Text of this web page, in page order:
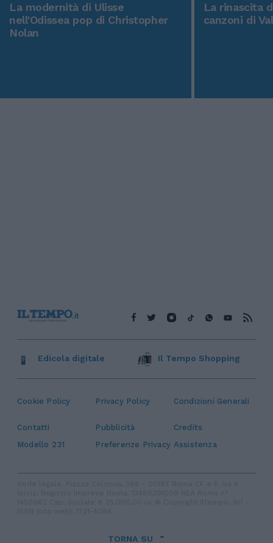
La modernità di Ulisse
nell'Odissea pop di Christopher
Nolan
La rinascita
canzoni di
Cookie Policy Privacy Policy Condizioni Generali
Contatti Pubblicità
Credits
Modello 231
Preferenze Privacy Assistenza
Edicola digitale Il Tempo Shopping
TORNA SU